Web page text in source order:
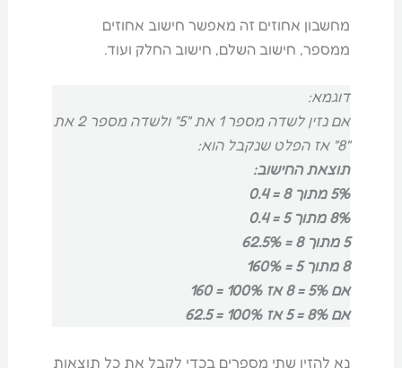
מחשבון אחוזים זה מאפשר חישוב אחוזים
ממספר, חישוב השלם, חישוב החלק ועוד.
דוגמא:
אם נזין לשדה מספר 1 את "5" ולשדה מספר 2 את
"8" אז הפלט שנקבל הוא:
תוצאת החישוב:
5% מתוך 8 = 0.4
8% מתוך 5 = 0.4
5 מתוך 8 = 62.5%
8 מתוך 5 = 160%
אם 5% = 8 אז 100% = 160
אם 8% = 5 אז 100% = 62.5
נא להזין שתי מספרים בכדי לקבל את כל תוצאות